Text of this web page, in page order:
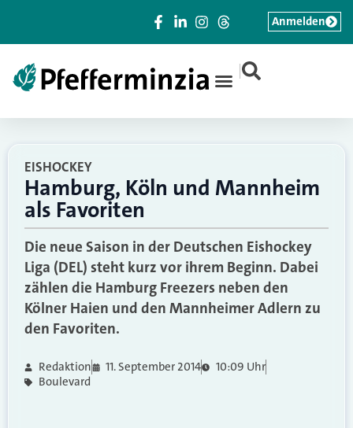
|
Anmelden
EISHOCKEY
Hamburg, Köln und Mannheim
als Favoriten
Die neue Saison in der Deutschen Eishockey
Liga (DEL) steht kurz vor ihrem Beginn. Dabei
zählen die Hamburg Freezers neben den
Kölner Haien und den Mannheimer Adlern zu
den Favoriten.
Redaktion 11. September 2014
10:09 Uhr
Boulevard